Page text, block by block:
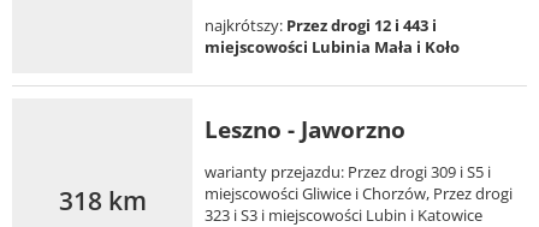
najkrótszy: Przez drogi 12 i 443 i
miejscowości Lubinia Mała i Koło
318 km
Leszno - Jaworzno
warianty przejazdu: Przez drogi 309 i S5 i
miejscowości Gliwice i Chorzów, Przez drogi
323 i S3 i miejscowości Lubin i Katowice